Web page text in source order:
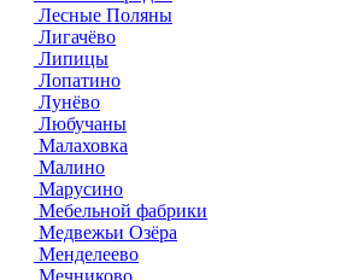
Лесные Поляны
Лигачёво
Липицы
Лопатино
Лунёво
Любучаны
Малаховка
Малино
Марусино
Мебельной фабрики
Медвежьи Озёра
Менделеево
Мечниково